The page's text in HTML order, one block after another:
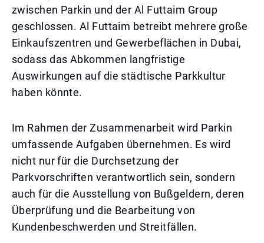
zwischen Parkin und der Al Futtaim Group
geschlossen. Al Futtaim betreibt mehrere große
Einkaufszentren und Gewerbeflächen in Dubai,
sodass das Abkommen langfristige
Auswirkungen auf die städtische Parkkultur
haben könnte.
Im Rahmen der Zusammenarbeit wird Parkin
umfassende Aufgaben übernehmen. Es wird
nicht nur für die Durchsetzung der
Parkvorschriften verantwortlich sein, sondern
auch für die Ausstellung von Bußgeldern, deren
Überprüfung und die Bearbeitung von
Kundenbeschwerden und Streitfällen.